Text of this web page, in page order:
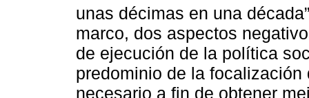
unas décimas en una
marco, dos aspectos
de ejecución de la política
predominio de la
necesario a fin de obtener